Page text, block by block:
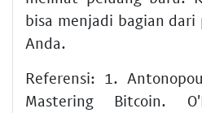
bisa menjadi bagian
Anda.
Referensi: 1.
Mastering Bitcoin.